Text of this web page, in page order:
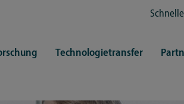
Technologietransfer